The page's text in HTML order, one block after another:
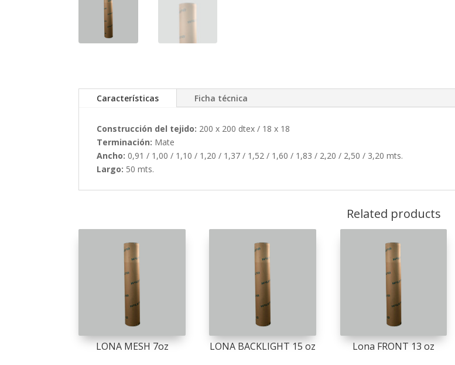
Características Ficha técnica
Construcción del tejido: 200 x 200 dtex / 18 x 18
Terminación: Mate
Ancho: 0,91 / 1,00 / 1,10 / 1,20 / 1,37 / 1,52 / 1,60 / 1,83 / 2,20 / 2,50 / 3,20 mts.
Largo: 50 mts.
Related products
LONA MESH 7oz LONA BACKLIGHT 15 oz Lona FRONT 13 oz